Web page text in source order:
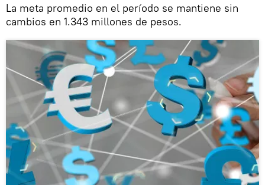
La meta promedio en el período se mantiene sin
cambios en 1.343 millones de pesos.